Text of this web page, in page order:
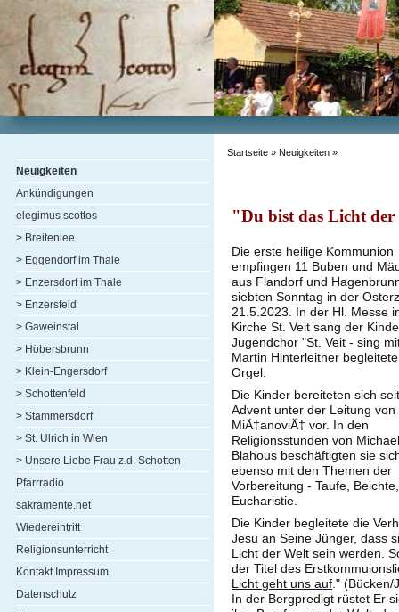
Neuigkeiten
Ankündigungen
elegimus scottos
> Breitenlee
> Eggendorf im Thale
> Enzersdorf im Thale
> Enzersfeld
> Gaweinstal
> Höbersbrunn
> Klein-Engersdorf
> Schottenfeld
> Stammersdorf
> St. Ulrich in Wien
> Unsere Liebe Frau z.d. Schotten
Pfarrradio
sakramente.net
Wiedereintritt
Religionsunterricht
Kontakt Impressum
Datenschutz
Startseite » Neuigkeiten »
"Du bist das Licht
Die erste heilige Kommunion
empfingen 11 Buben und
aus Flandorf und
siebten Sonntag in der
21.5.2023. In der Hl. Messe
Kirche St. Veit sang der
Jugendchor "St. Veit - sing
Martin Hinterleitner
Orgel.
Die Kinder bereiteten sich
Advent unter der Leitung von
MiÄ‡anoviÄ‡ vor. In den
Religionsstunden von
Blahous beschäftigten sie
ebenso mit den Themen der
Vorbereitung - Taufe, Beichte,
Eucharistie.
Die Kinder begleitete die
Jesu an Seine Jünger, dass
Licht der Welt sein werden.
der Titel des
Licht geht uns auf ." (Bücken/
In der Bergpredigt rüstet Er